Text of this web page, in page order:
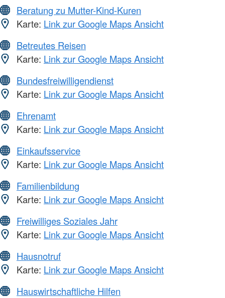
Beratung zu Mutter-Kind-Kuren
Karte: Link zur Google Maps Ansicht
Betreutes Reisen
Karte: Link zur Google Maps Ansicht
Bundesfreiwilligendienst
Karte: Link zur Google Maps Ansicht
Ehrenamt
Karte: Link zur Google Maps Ansicht
Einkaufsservice
Karte: Link zur Google Maps Ansicht
Familienbildung
Karte: Link zur Google Maps Ansicht
Freiwilliges Soziales Jahr
Karte: Link zur Google Maps Ansicht
Hausnotruf
Karte: Link zur Google Maps Ansicht
Hauswirtschaftliche Hilfen